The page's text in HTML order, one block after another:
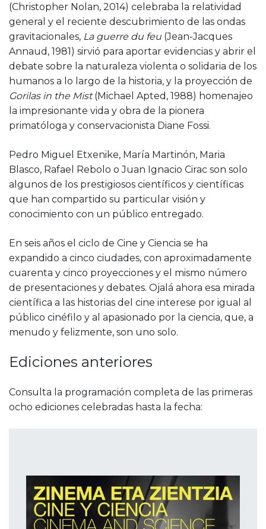
(Christopher Nolan, 2014) celebraba la relatividad
general y el reciente descubrimiento de las ondas
gravitacionales, La guerre du feu (Jean-Jacques
Annaud, 1981) sirvió para aportar evidencias y abrir el
debate sobre la naturaleza violenta o solidaria de los
humanos a lo largo de la historia, y la proyección de
Gorilas in the Mist(Michael Apted, 1988) homenajeo
la impresionante vida y obra de la pionera
primatóloga y conservacionista Diane Fossi.
Pedro Miguel Etxenike, María Martinón, Maria
Blasco, Rafael Rebolo o Juan Ignacio Cirac son solo
algunos de los prestigiosos científicos y científicas
que han compartido su particular visión y
conocimiento con un público entregado.
En seis años el ciclo de Cine y Ciencia se ha
expandido a cinco ciudades, con aproximadamente
cuarenta y cinco proyecciones y el mismo número
de presentaciones y debates. Ojalá ahora esa mirada
científica a las historias del cine interese por igual al
público cinéfilo y al apasionado por la ciencia, que, a
menudo y felizmente, son uno solo.
Ediciones anteriores
Consulta la programación completa de las primeras
ocho ediciones celebradas hasta la fecha: